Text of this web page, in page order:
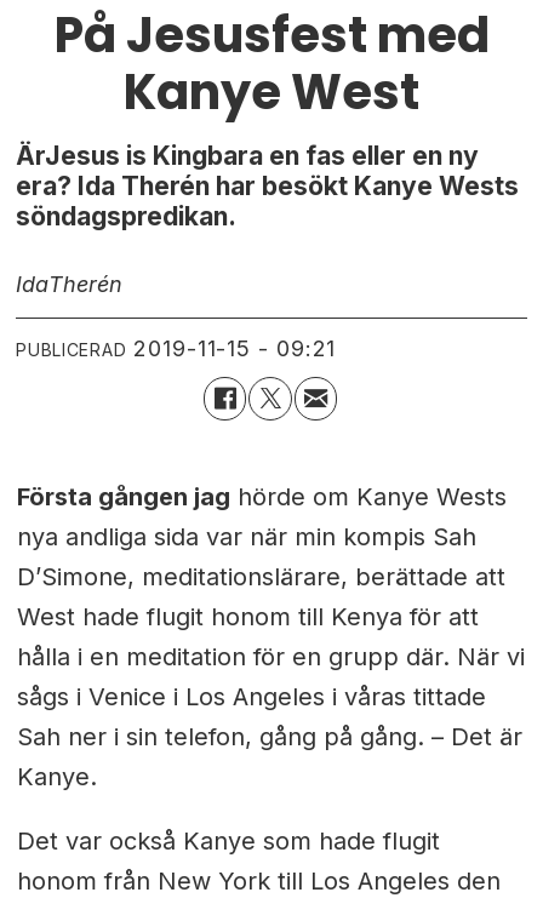
På Jesusfest med
Kanye West
ÄrJesus is Kingbara en fas eller en ny
era? Ida Therén har besökt Kanye Wests
söndagspredikan.
IdaTherén
PUBLICERAD 2019-11-15 - 09:21
Första gången jag hörde om Kanye Wests
nya andliga sida var när min kompis Sah
D’Simone, meditationslärare, berättade att
West hade flugit honom till Kenya för att
hålla i en meditation för en grupp där. När vi
sågs i Venice i Los Angeles i våras tittade
Sah ner i sin telefon, gång på gång. – Det är
Kanye.
Det var också Kanye som hade flugit
honom från New York till Los Angeles den